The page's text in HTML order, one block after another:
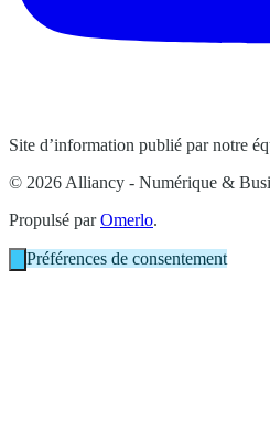
Site d’information publié par notre
© 2026 Alliancy - Numérique &
Propulsé parOmerlo.
Préférences de consentement